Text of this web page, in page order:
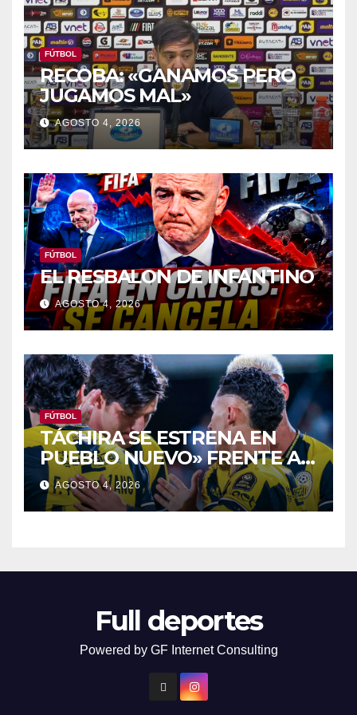
FÚTBOL
RECOBA: «GANAMOS PERO
JUGAMOS MAL»
AGOSTO 4, 2026
FÚTBOL
EL RESBALON DE INFANTINO
AGOSTO 4, 2026
FÚTBOL
TÁCHIRA SE ESTRENA EN
PUEBLO NUEVO» FRENTE Al
PORTUGUESA
AGOSTO 4, 2026
Full deportes
Powered by GF Internet Consulting